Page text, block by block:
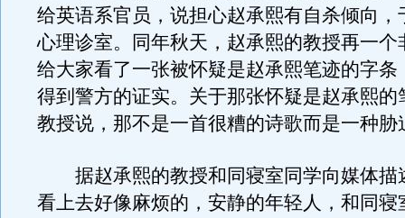
给英语系官员，说担心赵承熙有自杀倾向，
心理诊室。同年秋天，赵承熙的教授再一个
给大家看了一张被怀疑是赵承熙笔迹的字条
得到警方的证实。关于那张怀疑是赵承熙的
教授说，那不是一首很糟的诗歌而是一种胁
据赵承熙的教授和同寝室同学向媒体描
看上去好像麻烦的，安静的年轻人，和同寝